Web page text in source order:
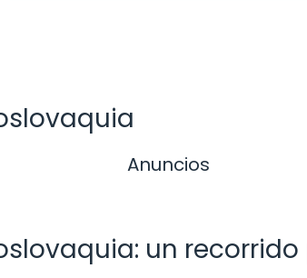
Anuncios
un